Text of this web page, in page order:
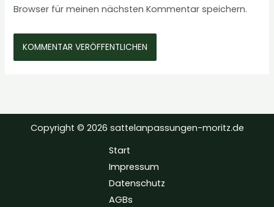
Browser für meinen nächsten Kommentar speichern.
Copyright © 2026 sattelanpassungen-moritz.de
Start
Impressum
Datenschutz
AGBs